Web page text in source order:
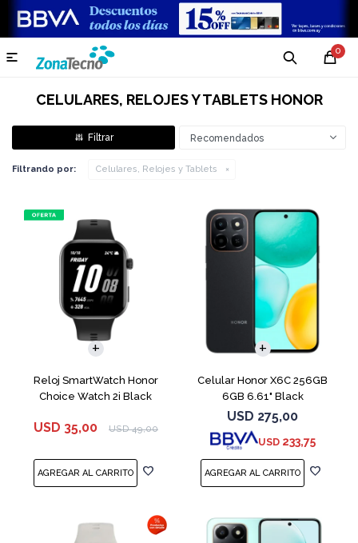
0

CELULARES, RELOJES Y TABLETS HONOR
Recomendados
Filtrando por: Celulares, Relojes y Tablets
Reloj SmartWatch Honor
Choice Watch 2i Black
USD 35,00 USD 49,00
Celular Honor X6C 256GB
6GB 6.61" Black
USD 275,00
USD 233,75
COMPARAR